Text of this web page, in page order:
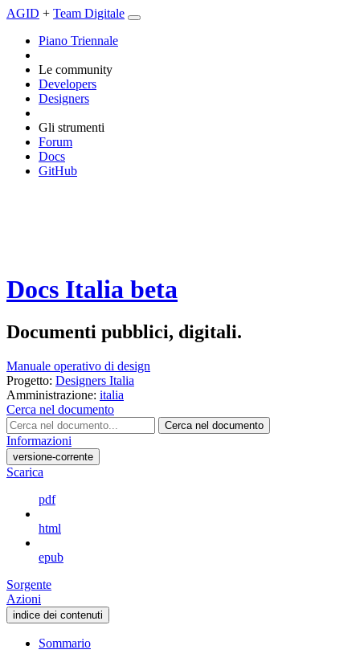
AGID + Team Digitale
Piano Triennale
Le community
Developers
Designers
Gli strumenti
Forum
Docs
GitHub
Docs Italia beta
Documenti pubblici, digitali.
Manuale operativo di design
Progetto: Designers Italia
Amministrazione: italia
Cerca nel documento
Cerca nel documento
Informazioni
versione-corrente
Scarica
pdf
html
epub
Sorgente
Azioni
indice dei contenuti
Sommario